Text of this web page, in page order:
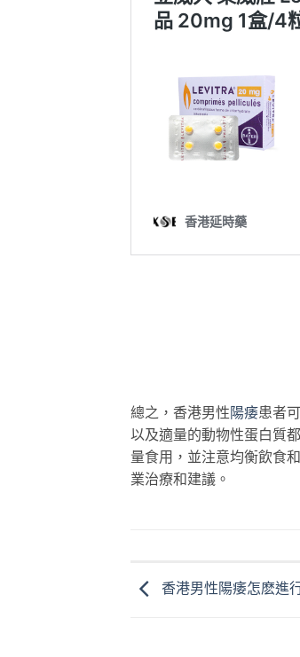
總之，香港男性陽痿患者
以及適量的動物性蛋白質
量食用，並注意均衡飲食
業治療和建議。
香港男性陽痿怎麽進